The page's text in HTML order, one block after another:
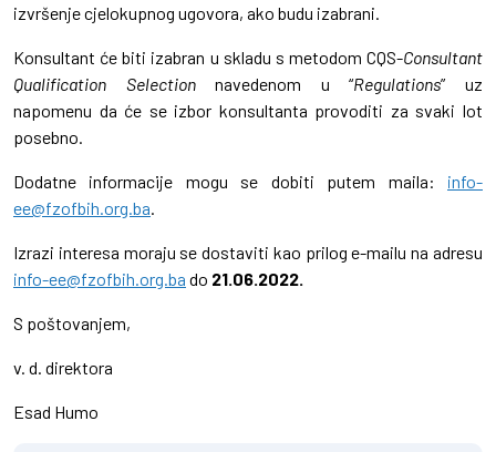
izvršenje cjelokupnog ugovora, ako budu izabrani.
Konsultant će biti izabran u skladu s metodom CQS-Consultant
Qualification Selectionnavedenom u “Regulations” uz
napomenu da će se izbor konsultanta provoditi za svaki lot
posebno.
Dodatne informacije mogu se dobiti putem maila: info-
ee@fzofbih.org.ba
Izrazi interesa moraju se dostaviti kao prilog e-mailu na adresu
info-ee@fzofbih.org.ba do 21.06.2022.
S poštovanjem,
v. d. direktora
Esad Humo